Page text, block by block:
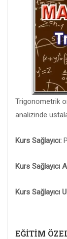
Trigonometrik
analizinde
Kurs Sağlayıcı:
Kurs Sağlayıcı
Kurs Sağlayıcı
EĞITIM